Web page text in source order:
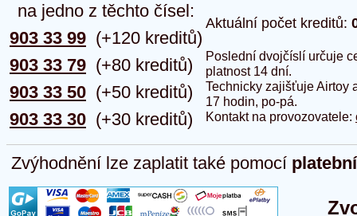
na jedno z těchto čísel:
903 33 99
903 33 79
903 33 50
903 33 30
(+120 kreditů)
(+80 kreditů)
(+50 kreditů)
(+30 kreditů)
Aktuální počet kreditů:
Poslední dvojčíslí určuje
platnost 14 dní.
Technicky zajišťuje Airtoy
17 hodin, po-pá.
Kontakt na provozovatele:
Zvýhodnění lze zaplatit také pomocí